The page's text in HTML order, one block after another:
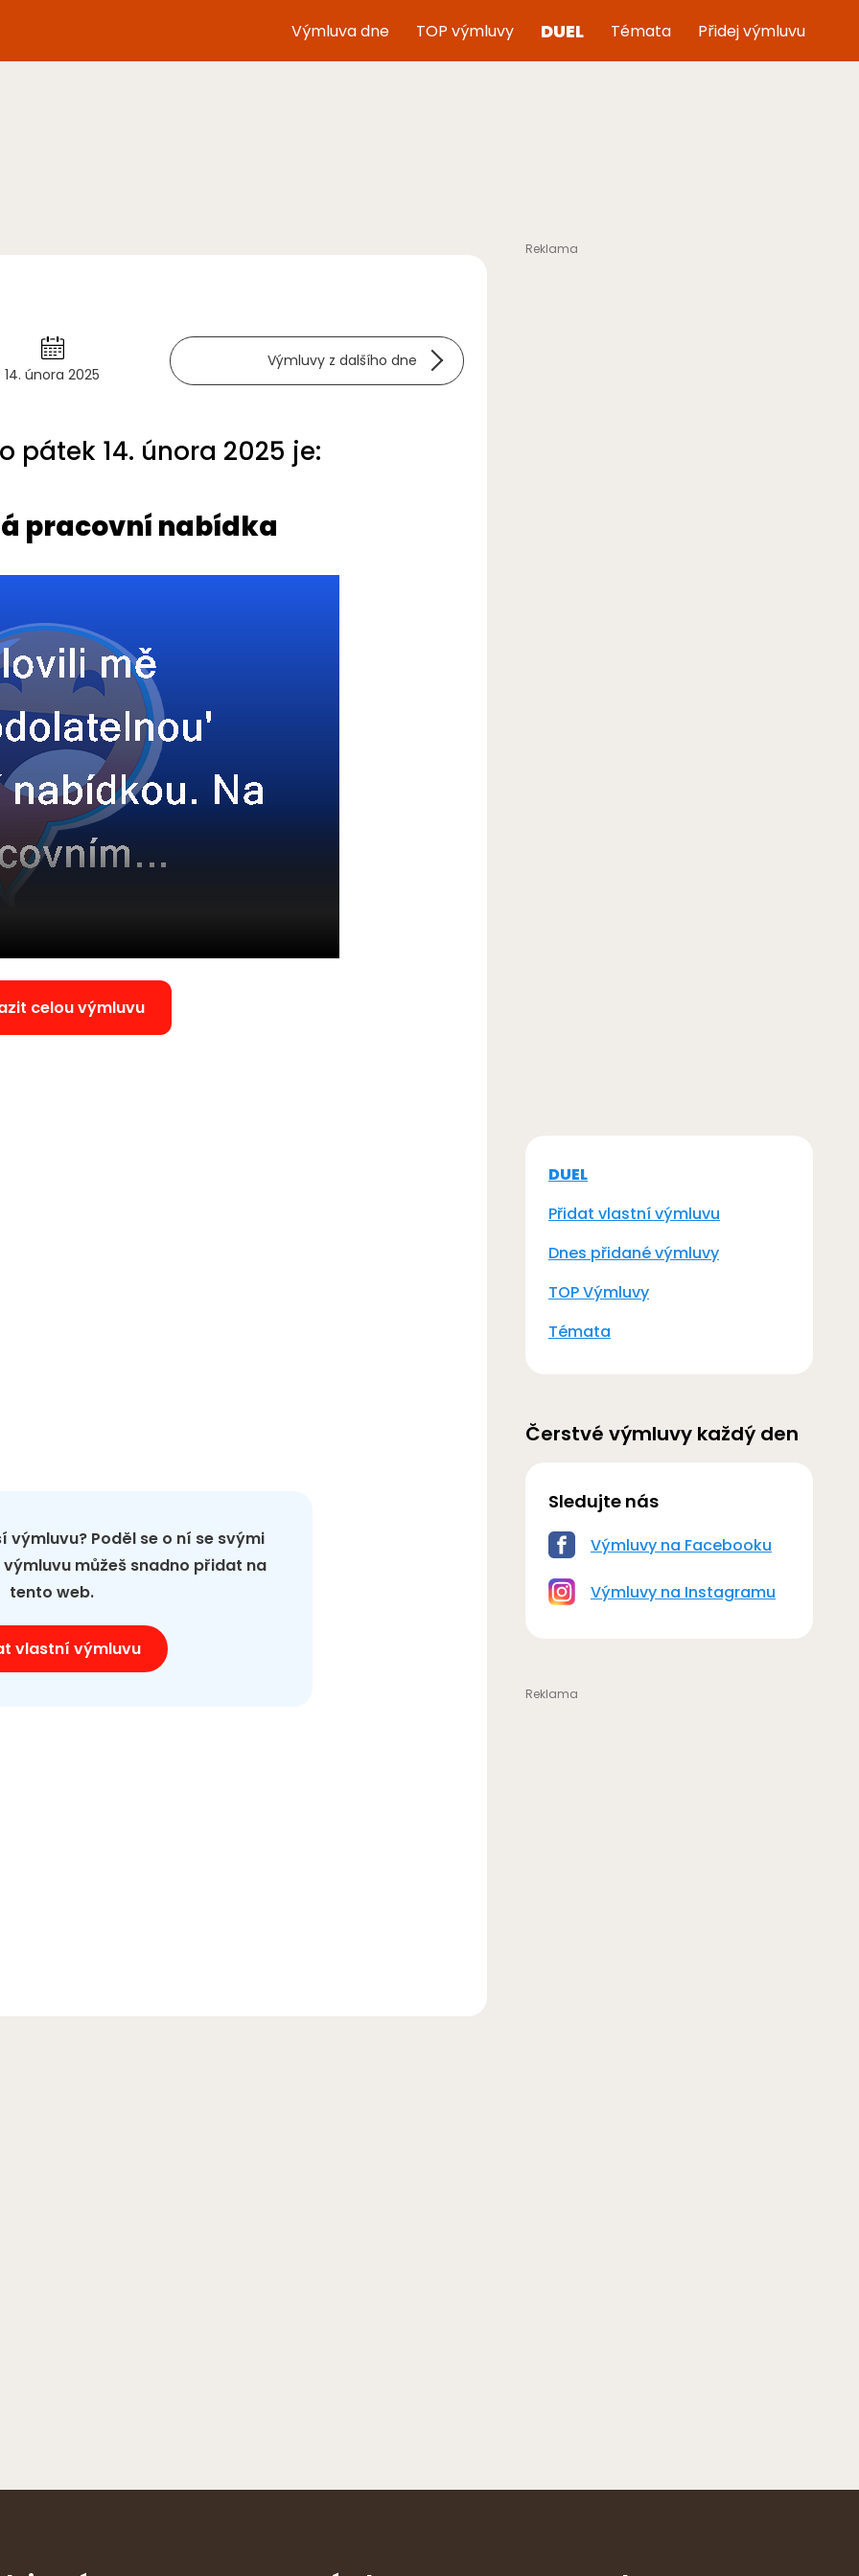
Výmluva dne TOP výmluvy DUEL Témata Přidej výmluvu
14. února 2025
Výmluvy z dalšího dne
pátek 14. února 2025 je:
pracovní nabídka
celou výmluvu
výmluvu? Poděl se o ní se svými
můžeš snadno přidat na
tento web.
vlastní výmluvu
DUEL
Přidat vlastní výmluvu
Dnes přidané výmluvy
TOP Výmluvy
Témata
Čerstvé výmluvy každý den
Sledujte nás
Výmluvy na Facebooku
Výmluvy na Instagramu